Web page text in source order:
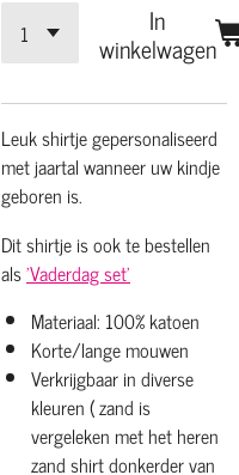
In
winkelwagen
Leuk shirtje gepersonaliseerd
met jaartal wanneer uw kindje
geboren is.
Dit shirtje is ook te bestellen
als'Vaderdag set'
Materiaal: 100% katoen
Korte/lange mouwen
Verkrijgbaar in diverse
kleuren ( zand is
vergeleken met het heren
zand shirt donkerder van